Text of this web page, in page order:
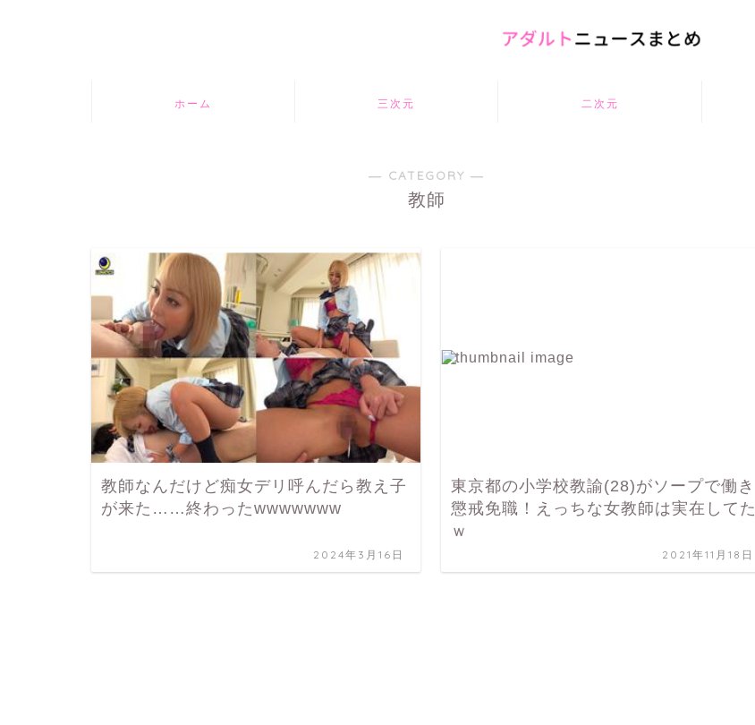
ホーム 三次元 二次元
― CATEGORY ―
教師
教師なんだけど痴女デリ呼んだら教え子
が来た……終わったwwwwwww
2024年3月16日
東京都の小学校教諭(28)がソープで働き
懲戒免職！えっちな女教師は実在してた
ｗ
2021年11月18日